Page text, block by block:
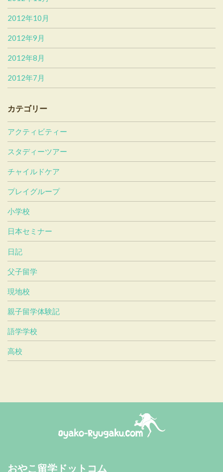
2012年10月
2012年9月
2012年8月
2012年7月
カテゴリー
アクティビティー
スタディーツアー
チャイルドケア
プレイグループ
小学校
日本セミナー
日記
父子留学
現地校
親子留学体験記
語学学校
高校
おやこ留学ドットコム